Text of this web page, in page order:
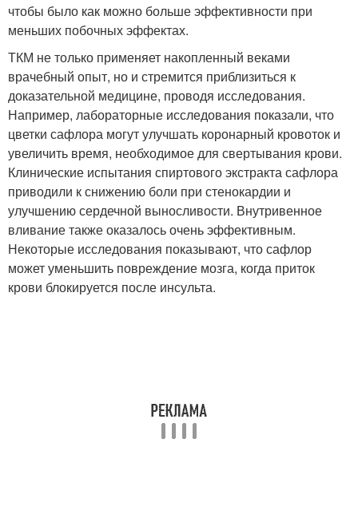
чтобы было как можно больше эффективности при
меньших побочных эффектах.
ТКМ не только применяет накопленный веками
врачебный опыт, но и стремится приблизиться к
доказательной медицине, проводя исследования.
Например, лабораторные исследования показали, что
цветки сафлора могут улучшать коронарный кровоток и
увеличить время, необходимое для свертывания крови.
Клинические испытания спиртового экстракта сафлора
приводили к снижению боли при стенокардии и
улучшению сердечной выносливости. Внутривенное
вливание также оказалось очень эффективным.
Некоторые исследования показывают, что сафлор
может уменьшить повреждение мозга, когда приток
крови блокируется после инсульта.